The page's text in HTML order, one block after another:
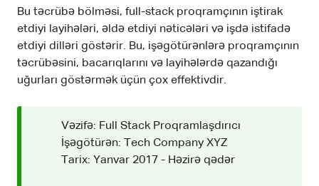
Bu təcrübə bölməsi, full-stack proqramçının iştirak
etdiyi layihələri, əldə etdiyi nəticələri və işdə istifadə
etdiyi dilləri göstərir. Bu, işəgötürənlərə proqramçının
təcrübəsini, bacarıqlarını və layihələrdə qazandığı
uğurları göstərmək üçün çox effektivdir.
Vəzifə: Full Stack Proqramlaşdırıcı
İşəgötürən: Tech Company XYZ
Tarix: Yanvar 2017 - Həzirə qədər